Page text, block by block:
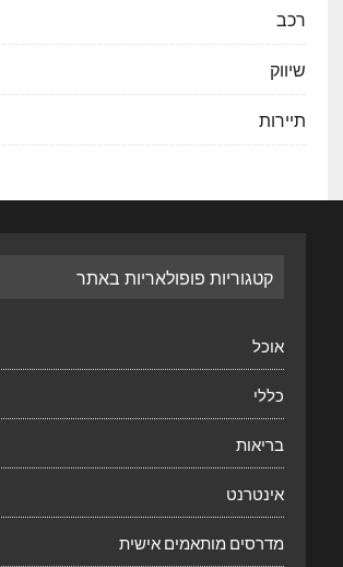
רכב
שיווק
תיירות
קטגוריות פופולאריות באתר
אוכל
כללי
בריאות
אינטרנט
מדרסים מותאמים אישית